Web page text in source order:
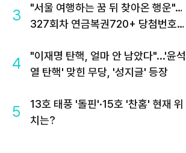
3
"서울 여행하는 꿈 뒤 찾아온 행운"…
327회차 연금복권720+ 당첨번호조
4
"이재명 탄핵, 얼마 안 남았다"...'윤석
열 탄핵' 맞힌 무당, '성지글' 등장
5
13호 태풍 '돌핀'·15호 '찬홈' 현재 위
치는?